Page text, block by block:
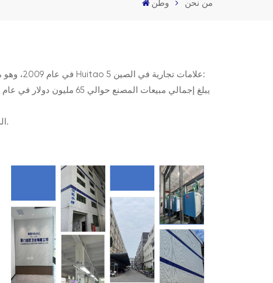
وطن من نحن
Xiamen Hejall Sanitary CO.,LTD، تبدأ من مارس 2024، ضمن مجموعة Fujian Huitao، تركز على أعمال ODM OEM الدولية.